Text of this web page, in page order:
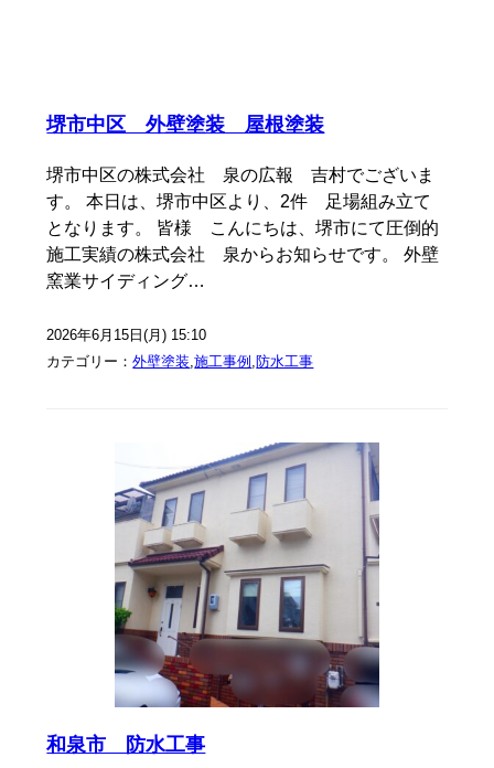
堺市中区 外壁塗装 屋根塗装
堺市中区の株式会社 泉の広報 吉村でございま
す。 本日は、堺市中区より、2件 足場組み立て
となります。 皆様 こんにちは、堺市にて圧倒的
施工実績の株式会社 泉からお知らせです。 外壁
窯業サイディング…
2026年6月15日(月) 15:10
カテゴリー：外壁塗装,施工事例 ,防水工事
和泉市 防水工事